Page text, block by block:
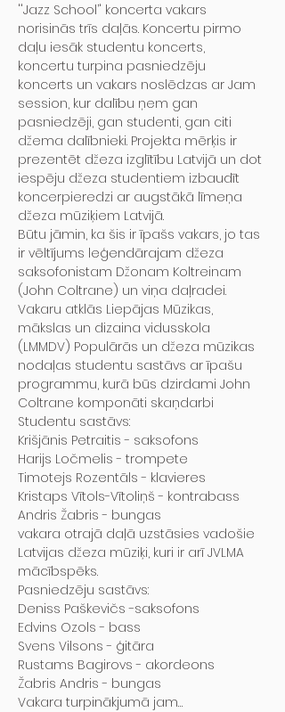
''Jazz School’' koncerta vakars
norisinās trīs daļās. Koncertu pirmo
daļu iesāk studentu koncerts,
koncertu turpina pasniedzēju
koncerts un vakars noslēdzas ar Jam
session, kur dalību ņem gan
pasniedzēji, gan studenti, gan citi
džema dalībnieki. Projekta mērķis ir
prezentēt džeza izglītību Latvijā un dot
iespēju džeza studentiem izbaudīt
koncerpieredzi ar augstākā līmeņa
džeza mūziķiem Latvijā.
Būtu jāmin, ka šis ir īpašs vakars, jo tas
ir vēltījums leģendārajam džeza
saksofonistam Džonam Koltreinam
(John Coltrane) un viņa daļradei.
Vakaru atklās Liepājas Mūzikas,
mākslas un dizaina vidusskola
(LMMDV) Populārās un džeza mūzikas
nodaļas studentu sastāvs ar īpašu
programmu, kurā būs dzirdami John
Coltrane komponāti skaņdarbi
Studentu sastāvs:
Krišjānis Petraitis - saksofons
Harijs Ločmelis - trompete
Timotejs Rozentāls - klavieres
Kristaps Vītols-Vītoliņš - kontrabass
Andris Žabris - bungas
vakara otrajā daļā uzstāsies vadošie
Latvijas džeza mūziķi, kuri ir arī JVLMA
mācībspēks.
Pasniedzēju sastāvs:
Deniss Paškevičs -saksofons
Edvins Ozols - bass
Svens Vilsons - ģitāra
Rustams Bagirovs - akordeons
Žabris Andris - bungas
Vakara turpinākjumā jam…